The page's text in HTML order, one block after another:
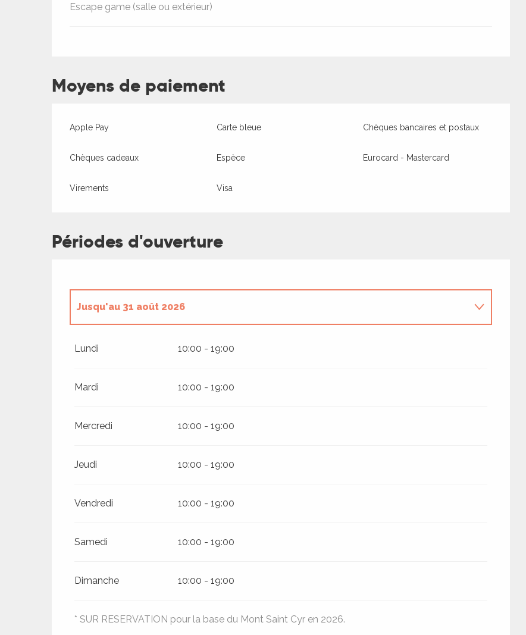
Escape game (salle ou extérieur)
Moyens de paiement
Apple Pay Carte bleue Chèques bancaires et postaux
Chèques cadeaux Espèce Eurocard - Mastercard
Virements Visa
Périodes d'ouverture
Jusqu'au 31 août 2026
Lundi 10:00 - 19:00
Mardi 10:00 - 19:00
Mercredi 10:00 - 19:00
Jeudi 10:00 - 19:00
Vendredi 10:00 - 19:00
Samedi 10:00 - 19:00
Dimanche 10:00 - 19:00
* SUR RESERVATION pour la base du Mont Saint Cyr en 2026.